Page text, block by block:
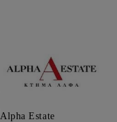
Alpha Estate